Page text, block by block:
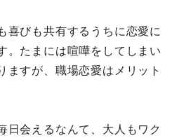
喜びも共有するうちに恋愛に
。たまには喧嘩をしてしまい
ますが、職場恋愛はメリット
日会えるなんて、大人もワク